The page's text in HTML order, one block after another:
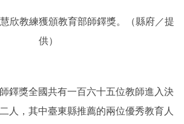
欣教練獲頒教育部師鐸獎。（縣府／提
供）
鐸獎全國共有一百六十五位教師進入決
人，其中臺東縣推薦的兩位優秀教育人